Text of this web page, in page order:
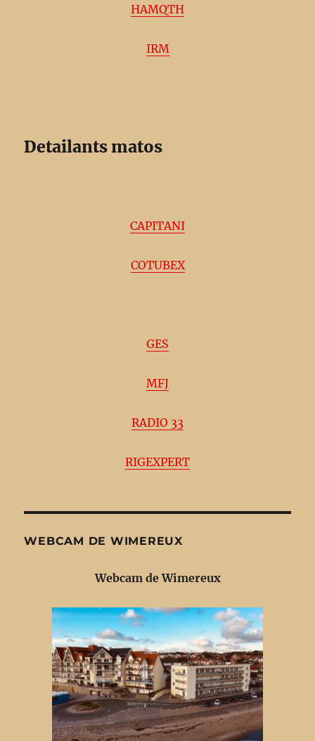
HAMQTH
IRM
Detailants matos
CAPITANI
COTUBEX
GES
MFJ
RADIO 33
RIGEXPERT
WEBCAM DE WIMEREUX
Webcam de Wimereux